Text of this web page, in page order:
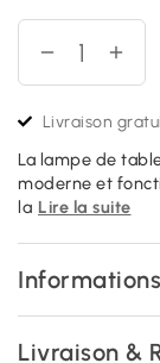
Livraison
La lampe de
moderne et
la Lire la suite
Livraison &